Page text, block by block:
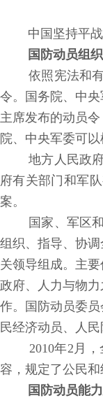
中国坚持平战
国防动员组织
依照宪法和有
令。国务院、中
主席发布的动员
院、中央军委可
地方人民政府
府有关部门和军
案。
国家、军区和
组织、指导、协
关领导组成。主
政府、人力与物
作。国防动员委
民经济动员、人
2010年2月，
容，规定了公民
国防动员能